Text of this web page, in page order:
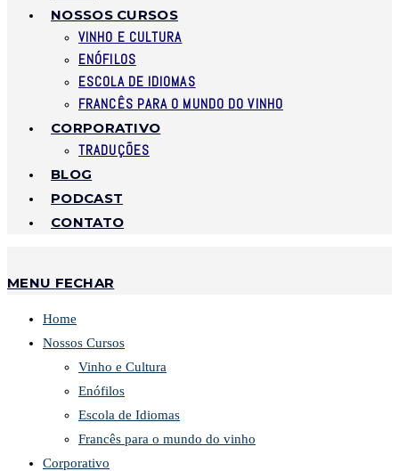
NOSSOS CURSOS
VINHO E CULTURA
ENÓFILOS
ESCOLA DE IDIOMAS
FRANCÊS PARA O MUNDO DO VINHO
CORPORATIVO
TRADUÇÕES
BLOG
PODCAST
CONTATO
MENU FECHAR
Home
Nossos Cursos
Vinho e Cultura
Enófilos
Escola de Idiomas
Francês para o mundo do vinho
Corporativo